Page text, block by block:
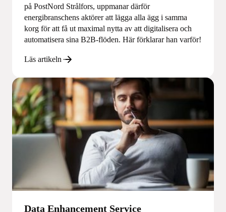
på PostNord Strålfors, uppmanar därför
energibranschens aktörer att lägga alla ägg i samma
korg för att få ut maximal nytta av att digitalisera och
automatisera sina B2B-flöden. Här förklarar han varför!
Läs artikeln
Data Enhancement Service